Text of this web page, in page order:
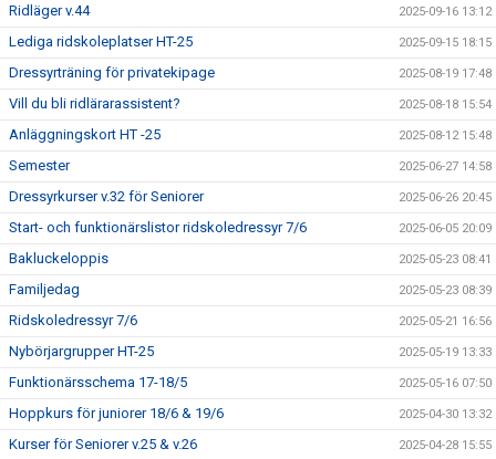
Ridläger v.44 2025-09-16 13:12
Lediga ridskoleplatser HT-25 2025-09-15 18:15
Dressyrträning för privatekipage 2025-08-19 17:48
Vill du bli ridlärarassistent? 2025-08-18 15:54
Anläggningskort HT -25 2025-08-12 15:48
Semester 2025-06-27 14:58
Dressyrkurser v.32 för Seniorer 2025-06-26 20:45
Start- och funktionärslistor ridskoledressyr 7/6 2025-06-05 20:09
Bakluckeloppis 2025-05-23 08:41
Familjedag 2025-05-23 08:39
Ridskoledressyr 7/6 2025-05-21 16:56
Nybörjargrupper HT-25 2025-05-19 13:33
Funktionärsschema 17-18/5 2025-05-16 07:50
Hoppkurs för juniorer 18/6 & 19/6 2025-04-30 13:32
Kurser för Seniorer v.25 & v.26 2025-04-28 15:55